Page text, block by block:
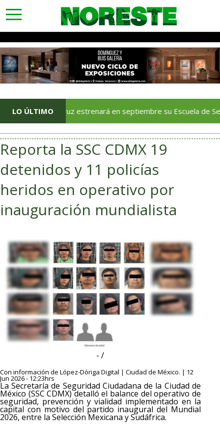
toggle
navigation
LO ÚLTIMO
Veracruz estrenará en septiembre su Escuela de Servicios
Reporta la SSC CDMX 19
detenidos y 11 policías
heridos en operativo por
inauguración mundialista
- /
Con información de López-Dóriga Digital | Ciudad de México. | 12
Jun 2026 - 12:23hrs
La Secretaría de Seguridad Ciudadana de la Ciudad de
México (SSC CDMX) detalló el balance del operativo de
seguridad, prevención y vialidad implementado en la
capital con motivo del partido inaugural del Mundial
2026, entre la Selección Mexicana y Sudáfrica.